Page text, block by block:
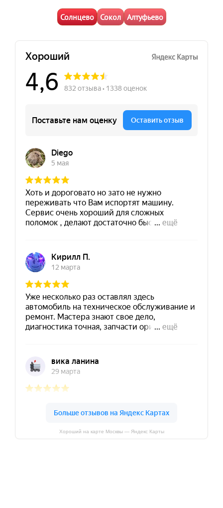
Солнцево Сокол Алтуфьево
Хороший на карте Москвы — Яндекс Карты